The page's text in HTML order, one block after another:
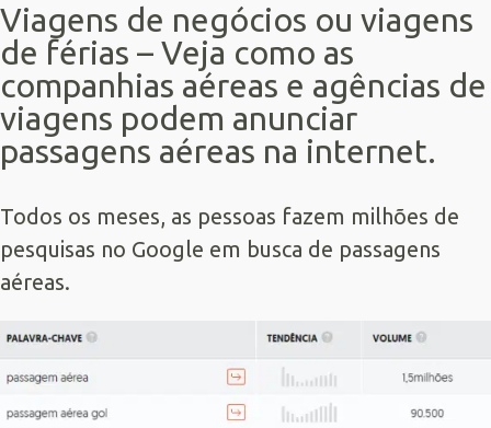
Viagens de negócios ou viagens
de férias – Veja como as
companhias aéreas e agências de
viagens podem anunciar
passagens aéreas na internet.
Todos os meses, as pessoas fazem milhões de
pesquisas no Google em busca de passagens
aéreas.